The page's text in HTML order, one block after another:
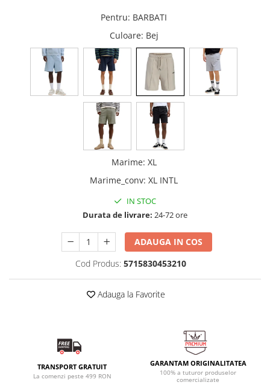
Pentru: BARBATI
Culoare: Bej
Marime: XL
Marime_conv: XL INTL
IN STOC
Durata de livrare: 24-72 ore
ADAUGA IN COS
Cod Produs: 5715830453210
Adauga la Favorite
TRANSPORT GRATUIT
La comenzi peste 499 RON
GARANTAM ORIGINALITATEA
100% a tuturor produselor
comercializate